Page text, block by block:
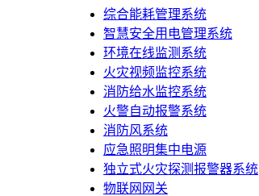
综合能耗管理系统
智慧安全用电管理系统
环境在线监测系统
火灾视频监控系统
消防给水监控系统
火警自动报警系统
消防风系统
应急照明集中电源
独立式火灾探测报警器系统
物联网网关